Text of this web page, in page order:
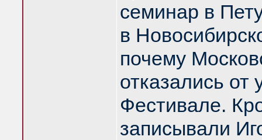
семинар в
в
почему
отказались от
Фестивале.
записывали